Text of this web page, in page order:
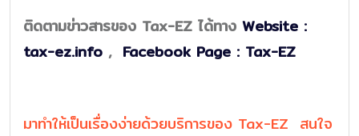
ติดตามข่าวสารของ Tax-EZ ได้ทาง Website :
tax-ez.info , Facebook Page : Tax-EZ
มาทำให้เป็นเรื่องง่ายด้วยบริการของ Tax-EZ สนใจ